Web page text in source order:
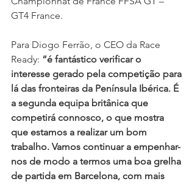
GT4 France.
Para Diogo Ferrão, o CEO da Race
Ready: “é fantástico verificar o
interesse gerado pela competição para
lá das fronteiras da Península Ibérica. É
a segunda equipa britânica que
competirá connosco, o que mostra
que estamos a realizar um bom
trabalho. Vamos continuar a empenhar-
nos de modo a termos uma boa grelha
de partida em Barcelona, com mais